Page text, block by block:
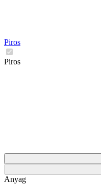
Piros
Piros
Anyag